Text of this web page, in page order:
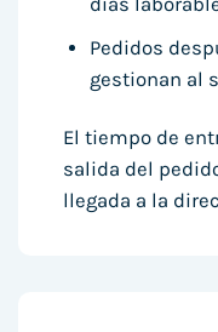
Pedidos
gestionan al
El tiempo de
salida del
llegada a la